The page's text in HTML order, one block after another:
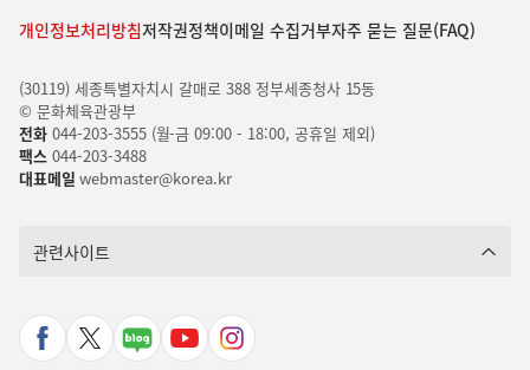
개인정보처리방침저작권정책이메일 수집거부자주 묻는 질문(FAQ)
(30119) 세종특별자치시 갈매로 388 정부세종청사 15동
© 문화체육관광부
전화044-203-3555 (월-금 09:00 - 18:00, 공휴일 제외)
팩스044-203-3488
대표메일 webmaster@korea.kr
관련사이트
페
X
네
유
인